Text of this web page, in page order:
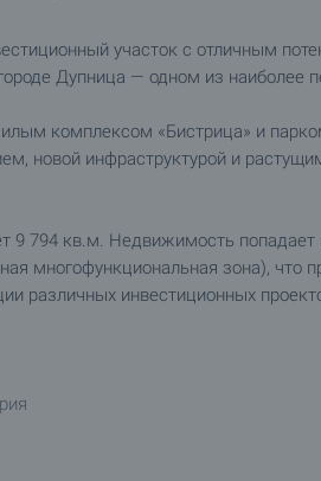
участок с отличным
Дупница — одном из наиболее
комплексом «Бистрица» и
новой инфраструктурой и
9 794 кв.м. Недвижимость попадает
многофункциональная зона), что
различных инвестиционных